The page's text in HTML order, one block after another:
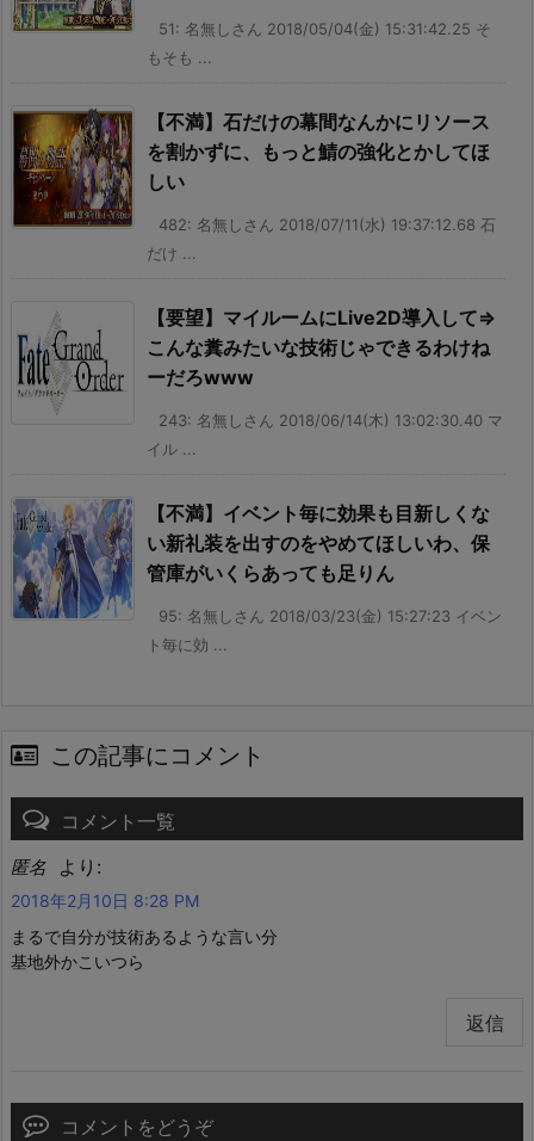
51: 名無しさん 2018/05/04(金) 15:31:42.25 そ
もそも ...
【不満】石だけの幕間なんかにリソース
を割かずに、もっと鯖の強化とかしてほ
しい
482: 名無しさん 2018/07/11(水) 19:37:12.68 石
だけ ...
【要望】マイルームにLive2D導入して⇒
こんな糞みたいな技術じゃできるわけね
ーだろwww
243: 名無しさん 2018/06/14(木) 13:02:30.40 マ
イル ...
【不満】イベント毎に効果も目新しくな
い新礼装を出すのをやめてほしいわ、保
管庫がいくらあっても足りん
95: 名無しさん 2018/03/23(金) 15:27:23 イベン
ト毎に効 ...
この記事にコメント
コメント一覧
匿名 より:
2018年2月10日 8:28 PM
まるで自分が技術あるような言い分
基地外かこいつら
返信
コメントをどうぞ